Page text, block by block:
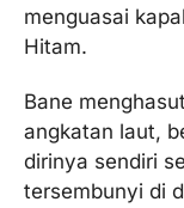
menguasai
Hitam.
Bane
angkatan laut,
dirinya sendiri
tersembunyi di